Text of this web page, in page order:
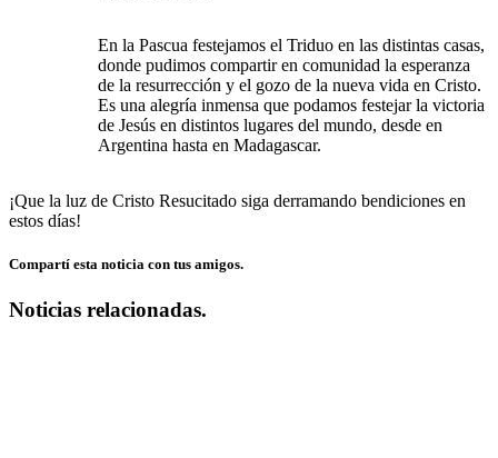
En la Pascua festejamos el Triduo en las distintas casas,
donde pudimos compartir en comunidad la esperanza
de la resurrección y el gozo de la nueva vida en Cristo.
Es una alegría inmensa que podamos festejar la victoria
de Jesús en distintos lugares del mundo, desde en
Argentina hasta en Madagascar.
¡Que la luz de Cristo Resucitado siga derramando bendiciones en
estos días!
Compartí esta noticia con tus amigos.
Noticias relacionadas.